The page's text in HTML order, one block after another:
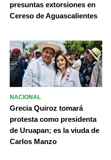
presuntas extorsiones en
Cereso de Aguascalientes
NACIONAL
Grecia Quiroz tomará
protesta como presidenta
de Uruapan; es la viuda de
Carlos Manzo